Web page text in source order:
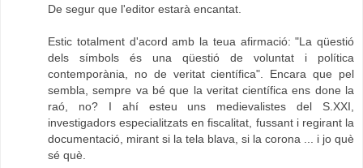
De segur que l'editor estarà encantat.
Estic totalment d'acord amb la teua afirmació: "La qüestió
dels símbols és una qüestió de voluntat i política
contemporània, no de veritat científica". Encara que pel
sembla, sempre va bé que la veritat científica ens done la
raó, no? I ahí esteu uns medievalistes del S.XXI,
investigadors especialitzats en fiscalitat, fussant i regirant la
documentació, mirant si la tela blava, si la corona ... i jo què
sé què.